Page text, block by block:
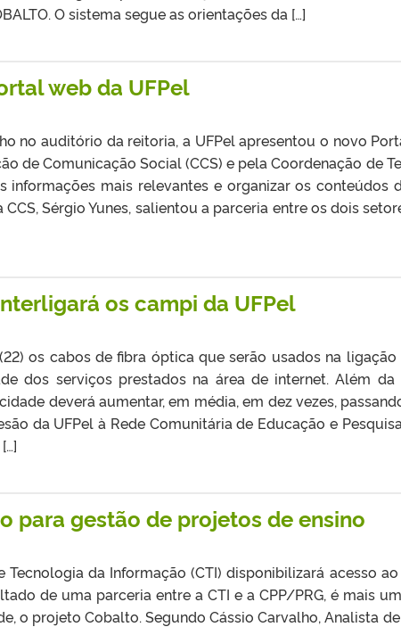
O sistema segue as orientações da […]
web da UFPel
no auditório da reitoria, a UFPel apresentou o novo
de Comunicação Social (CCS) e pela Coordenação de
informações mais relevantes e organizar os conteúdos
Sérgio Yunes, salientou a parceria entre os dois
os campi da UFPel
os cabos de fibra óptica que serão usados na
dos serviços prestados na área de internet. Além
deverá aumentar, em média, em dez vezes,
da UFPel à Rede Comunitária de Educação e
para gestão de projetos de ensino
Tecnologia da Informação (CTI) disponibilizará acesso
de uma parceria entre a CTI e a CPP/PRG, é mais
o projeto Cobalto. Segundo Cássio Carvalho, Analista